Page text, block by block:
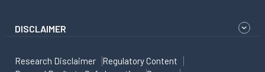
DISCLAIMER
Research Disclaimer
Regulatory Content